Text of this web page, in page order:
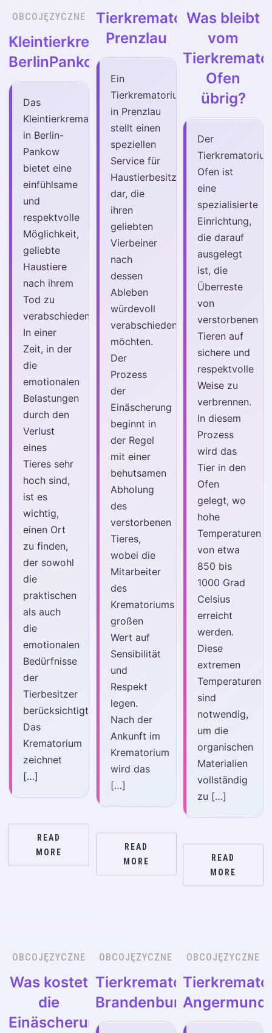
OBCOJĘZYCZNE
Kleintierkrematorium
BerlinPankow
Das
Kleintierkrematorium
in Berlin-
Pankow
bietet eine
einfühlsame
und
respektvolle
Möglichkeit,
geliebte
Haustiere
nach ihrem
Tod zu
verabschieden.
In einer
Zeit, in der
die
emotionalen
Belastungen
durch den
Verlust
eines
Tieres sehr
hoch sind,
ist es
wichtig,
einen Ort
zu finden,
der sowohl
die
praktischen
als auch
die
emotionalen
Bedürfnisse
der
Tierbesitzer
berücksichtigt.
Das
Krematorium
zeichnet
[…]
READ
MORE
Tierkrematorium
Prenzlau
Ein
Tierkrematorium
in Prenzlau
stellt einen
speziellen
Service für
Haustierbesitzer
dar, die
ihren
geliebten
Vierbeiner
nach
dessen
Ableben
würdevoll
verabschieden
möchten.
Der
Prozess
der
Einäscherung
beginnt in
der Regel
mit einer
behutsamen
Abholung
des
verstorbenen
Tieres,
wobei die
Mitarbeiter
des
Krematoriums
großen
Wert auf
Sensibilität
und
Respekt
legen.
Nach der
Ankunft im
Krematorium
wird das
[…]
READ
MORE
Was bleibt
vom
Ofen
übrig?
Der
Ofen ist
eine
spezialisierte
Einrichtung,
die darauf
ausgelegt
ist, die
Überreste
von
verstorbenen
Tieren auf
sichere und
respektvolle
Weise zu
verbrennen.
In diesem
Prozess
wird das
Tier in den
Ofen
gelegt, wo
hohe
Temperaturen
von etwa
850 bis
1000 Grad
Celsius
erreicht
werden.
Diese
extremen
Temperaturen
sind
notwendig,
um die
organischen
Materialien
vollständig
zu […]
READ
MORE
OBCOJĘZYCZNE
Was kostet
die
Einäscherung
OBCOJĘZYCZNE
Tierkrematorium
Brandenburg
OBCOJĘZYCZNE